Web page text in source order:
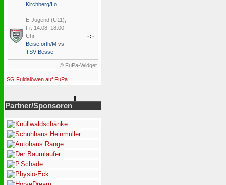
Kirchberg/Lo...
E-Jugend (U11),
Fr. 14.08. 18:00
Uhr
Beiseförth/M vs.
TSV Besse
-:-
© FuPa-Widget
SG Fuldalöwen auf FuPa
Partner/Sponsoren